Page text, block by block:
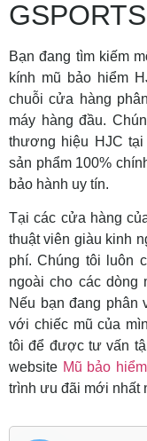
GSPORTS
Bạn đang tìm kiếm
kính mũ bảo hiểm
chuỗi cửa hàng
máy hàng đầu.
thương hiệu HJC
sản phẩm 100%
bảo hành uy tín.
Tại các cửa hàng
thuật viên giàu kinh
phí. Chúng tôi luôn
ngoài cho các dòng
Nếu bạn đang phân
với chiếc mũ của
tôi để được tư vấn
website Mũ bảo
trình ưu đãi mới nhất